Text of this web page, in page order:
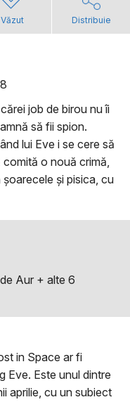
Văzut Distribuie
job de birou nu îi
să fii spion.
lui Eve i se cere să
o nouă crimă,
și pisica, cu
Aur + alte 6
in Space ar fi
Eve. Este unul dintre
aprilie, cu un subiect